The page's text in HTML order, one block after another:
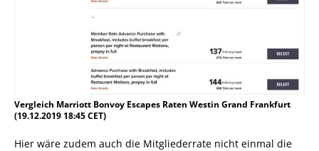
Vergleich Marriott Bonvoy Escapes Raten Westin Grand Frankfurt
(19.12.2019 18:45 CET)
Hier wäre zudem auch die Mitgliederrate nicht einmal die